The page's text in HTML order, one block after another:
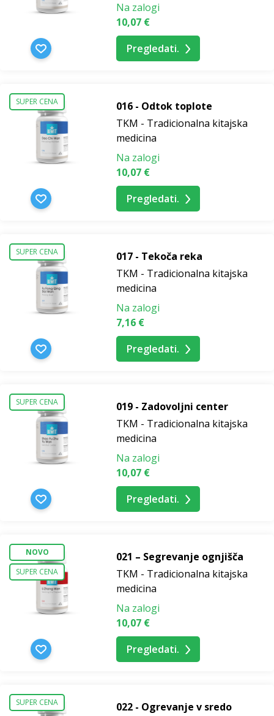
Na zalogi
10,07 €
Pregledati.
SUPER CENA
016 - Odtok toplote
TKM - Tradicionalna kitajska
medicina
Na zalogi
10,07 €
Pregledati.
SUPER CENA
017 - Tekoča reka
TKM - Tradicionalna kitajska
medicina
Na zalogi
7,16 €
Pregledati.
SUPER CENA
019 - Zadovoljni center
TKM - Tradicionalna kitajska
medicina
Na zalogi
10,07 €
Pregledati.
NOVO
SUPER CENA
021 – Segrevanje ognjišča
TKM - Tradicionalna kitajska
medicina
Na zalogi
10,07 €
Pregledati.
SUPER CENA
022 - Ogrevanje v sredo